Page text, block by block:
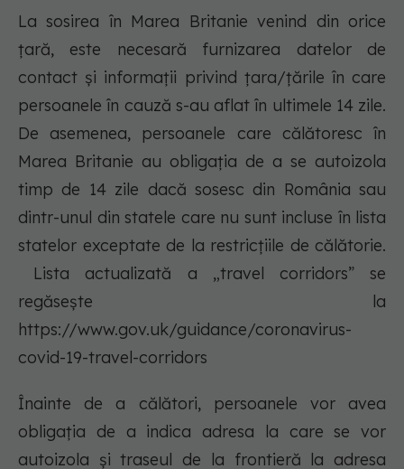
La sosirea în Marea Britanie venind din orice
țară, este necesară furnizarea datelor de
contact și informații privind țara/țările în care
persoanele în cauză s-au aflat în ultimele 14 zile.
De asemenea, persoanele care călătoresc în
Marea Britanie au obligația de a se autoizola
timp de 14 zile dacă sosesc din România sau
dintr-unul din statele care nu sunt incluse în lista
statelor exceptate de la restricțiile de călătorie.
Lista actualizată a „travel corridors” se
regăsește la
https://www.gov.uk/guidance/coronavirus-
covid-19-travel-corridors
Înainte de a călători, persoanele vor avea
obligația de a indica adresa la care se vor
autoizola și traseul de la frontieră la adresa